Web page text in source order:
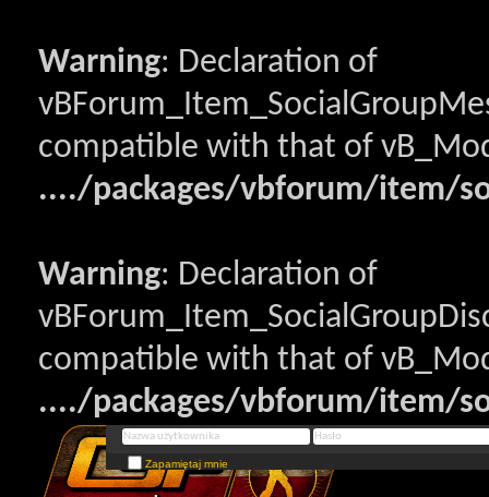
Warning: Declaration of
compatible with that of
..../packages/vbforum/item/
Warning: Declaration of
compatible with that of
..../packages/vbforum/item/
Zapamiętaj mnie